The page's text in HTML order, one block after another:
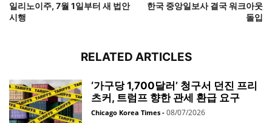
일리노이주, 7월 1일부터 새 법안
시행
한국 중앙일보사 결국 워크아웃
돌입
RELATED ARTICLES
‘가구당 1,700달러’ 청구서 던진 프리
츠커, 트럼프 향한 관세 환급 요구
Chicago Korea Times - 08/07/2026